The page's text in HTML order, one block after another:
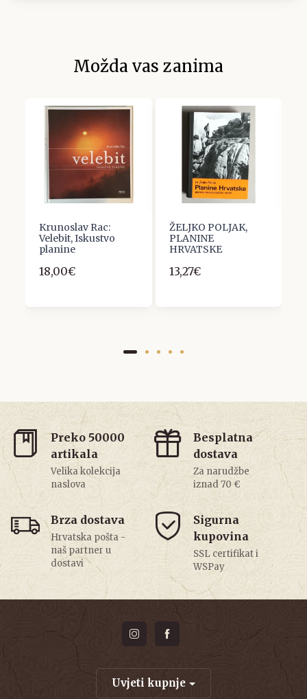
Možda vas zanima
Krunoslav Rac:
Velebit, Iskustvo
planine
18,00€
ŽELJKO POLJAK,
PLANINE
HRVATSKE
13,27€
Preko 50000
artikala
Velika kolekcija
naslova
Besplatna
dostava
Za narudžbe
iznad 70 €
Brza dostava
Hrvatska pošta -
naš partner u
dostavi
Sigurna
kupovina
SSL certifikat i
WSPay
Uvjeti kupnje